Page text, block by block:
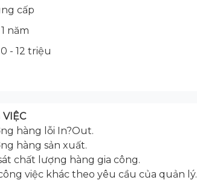
cấp
1 năm
- 12 triệu
VIỆC
hàng lỗi In?Out.
hàng sản xuất.
chất lượng hàng gia công.
việc khác theo yêu cầu của quản lý.